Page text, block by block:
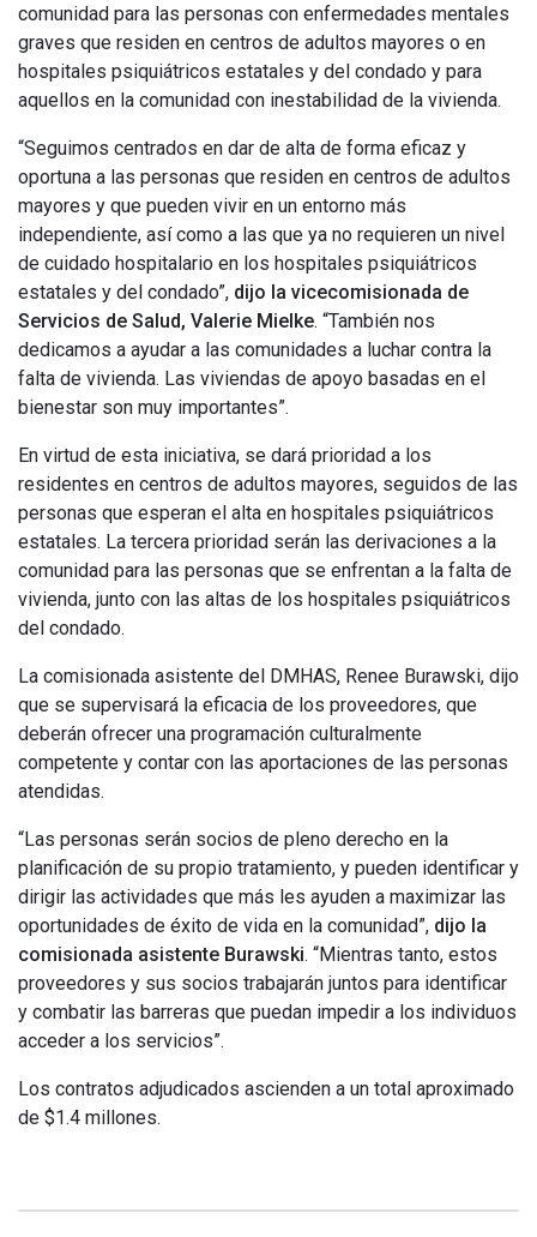
comunidad para las personas con enfermedades mentales
graves que residen en centros de adultos mayores o en
hospitales psiquiátricos estatales y del condado y para
aquellos en la comunidad con inestabilidad de la vivienda.
“Seguimos centrados en dar de alta de forma eficaz y
oportuna a las personas que residen en centros de adultos
mayores y que pueden vivir en un entorno más
independiente, así como a las que ya no requieren un nivel
de cuidado hospitalario en los hospitales psiquiátricos
estatales y del condado”, dijo la vicecomisionada de
Servicios de Salud, Valerie Mielke. “También nos
dedicamos a ayudar a las comunidades a luchar contra la
falta de vivienda. Las viviendas de apoyo basadas en el
bienestar son muy importantes”.
En virtud de esta iniciativa, se dará prioridad a los
residentes en centros de adultos mayores, seguidos de las
personas que esperan el alta en hospitales psiquiátricos
estatales. La tercera prioridad serán las derivaciones a la
comunidad para las personas que se enfrentan a la falta de
vivienda, junto con las altas de los hospitales psiquiátricos
del condado.
La comisionada asistente del DMHAS, Renee Burawski, dijo
que se supervisará la eficacia de los proveedores, que
deberán ofrecer una programación culturalmente
competente y contar con las aportaciones de las personas
atendidas.
“Las personas serán socios de pleno derecho en la
planificación de su propio tratamiento, y pueden identificar y
dirigir las actividades que más les ayuden a maximizar las
oportunidades de éxito de vida en la comunidad”, dijo la
comisionada asistente Burawski. “Mientras tanto, estos
proveedores y sus socios trabajarán juntos para identificar
y combatir las barreras que puedan impedir a los individuos
acceder a los servicios”.
Los contratos adjudicados ascienden a un total aproximado
de $1.4 millones.